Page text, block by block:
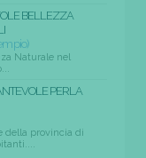
BELLEZZA
Naturale nel
PERLA
della provincia di